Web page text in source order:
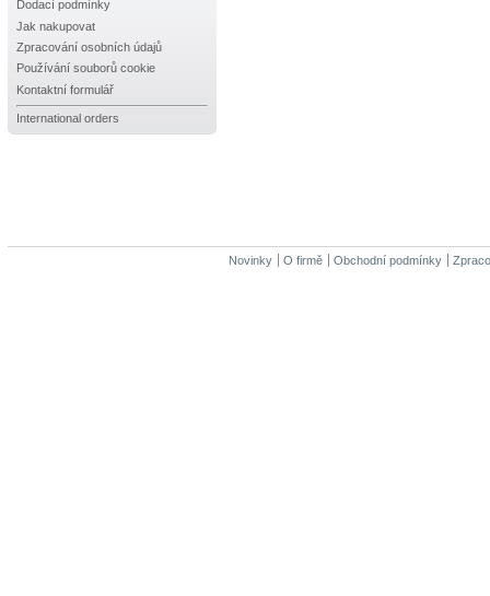
Dodací podmínky
Jak nakupovat
Zpracování osobních údajů
Používání souborů cookie
Kontaktní formulář
International orders
Novinky O firmě Obchodní podmínky